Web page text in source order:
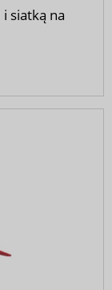
siatką na